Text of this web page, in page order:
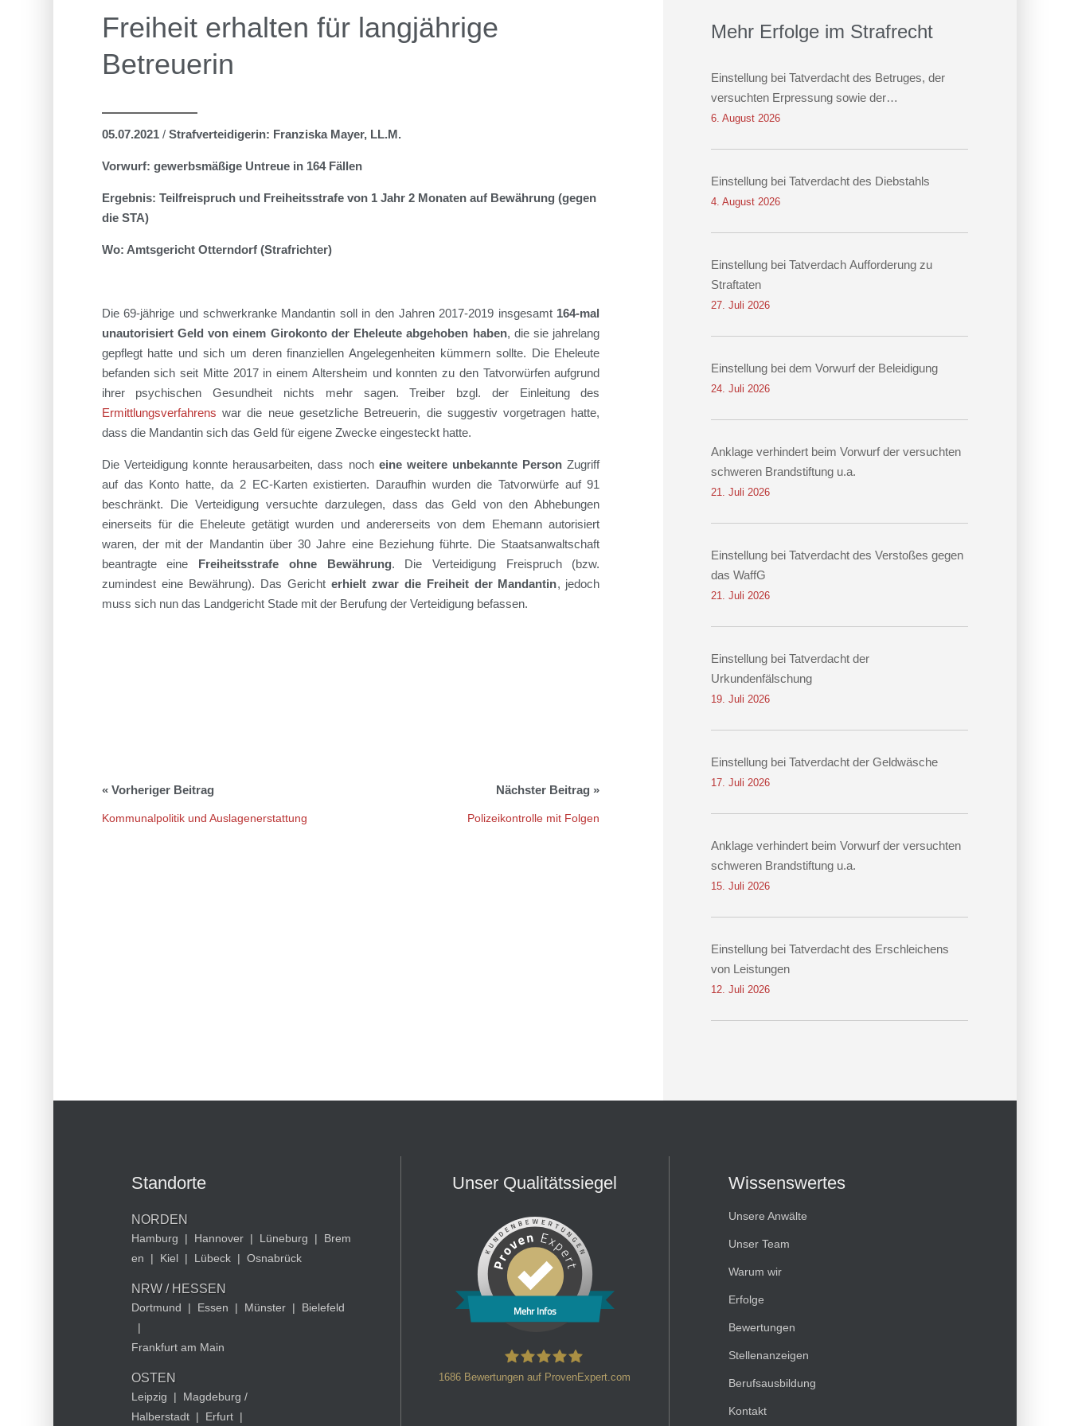
Freiheit erhalten für langjährige
Betreuerin
05.07.2021/ Strafverteidigerin: Franziska Mayer, LL.M.
Vorwurf: gewerbsmäßige Untreue in 164 Fällen
Ergebnis: Teilfreispruch und Freiheitsstrafe von 1 Jahr 2 Monaten auf Bewährung (gegen
die STA)
Wo: Amtsgericht Otterndorf (Strafrichter)
Die 69-jährige und schwerkranke Mandantin soll in den Jahren 2017-2019 insgesamt 164-mal
unautorisiert Geld von einem Girokonto der Eheleute abgehoben haben, die sie jahrelang
gepflegt hatte und sich um deren finanziellen Angelegenheiten kümmern sollte. Die Eheleute
befanden sich seit Mitte 2017 in einem Altersheim und konnten zu den Tatvorwürfen aufgrund
ihrer psychischen Gesundheit nichts mehr sagen. Treiber bzgl. der Einleitung des
Ermittlungsverfahrens war die neue gesetzliche Betreuerin, die suggestiv vorgetragen hatte,
dass die Mandantin sich das Geld für eigene Zwecke eingesteckt hatte.
Die Verteidigung konnte herausarbeiten, dass noch eine weitere unbekannte Person Zugriff
auf das Konto hatte, da 2 EC-Karten existierten. Daraufhin wurden die Tatvorwürfe auf 91
beschränkt. Die Verteidigung versuchte darzulegen, dass das Geld von den Abhebungen
einerseits für die Eheleute getätigt wurden und andererseits von dem Ehemann autorisiert
waren, der mit der Mandantin über 30 Jahre eine Beziehung führte. Die Staatsanwaltschaft
beantragte eine Freiheitsstrafe ohne Bewährung. Die Verteidigung Freispruch (bzw.
zumindest eine Bewährung). Das Gericht erhielt zwar die Freiheit der Mandantin, jedoch
muss sich nun das Landgericht Stade mit der Berufung der Verteidigung befassen.
Kommunalpolitik und Auslagenerstattung Polizeikontrolle mit Folgen
Mehr Erfolge im Strafrecht
Einstellung bei Tatverdacht des Betruges, der
versuchten Erpressung sowie der
Datenveränderung
6. August 2026
Einstellung bei Tatverdacht des Diebstahls
4. August 2026
Einstellung bei Tatverdach Aufforderung zu
Straftaten
27. Juli 2026
Einstellung bei dem Vorwurf der Beleidigung
24. Juli 2026
Anklage verhindert beim Vorwurf der versuchten
schweren Brandstiftung u.a.
21. Juli 2026
Einstellung bei Tatverdacht des Verstoßes gegen
das WaffG
21. Juli 2026
Einstellung bei Tatverdacht der
Urkundenfälschung
19. Juli 2026
Einstellung bei Tatverdacht der Geldwäsche
17. Juli 2026
Anklage verhindert beim Vorwurf der versuchten
schweren Brandstiftung u.a.
15. Juli 2026
Einstellung bei Tatverdacht des Erschleichens
von Leistungen
12. Juli 2026
Standorte
NORDEN
Hamburg | Hannover | Lüneburg |
Brem
en
| Kiel | Lübeck | Osnabrück
NRW / HESSEN
Dortmund | Essen | Münster |
Bielefeld
|
Frankfurt am Main
OSTEN
Leipzig |
Magdeburg /
Halberstadt | Erfurt |
Unser Qualitätssiegel
Mehr Infos
1686 Bewertungen auf ProvenExpert.com
Wissenswertes
Unsere Anwälte
Unser Team
Warum wir
Erfolge
Bewertungen
Stellenanzeigen
Berufsausbildung
Kontakt